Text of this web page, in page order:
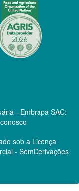
- Embrapa SAC:
sob a Licença
- SemDerivações